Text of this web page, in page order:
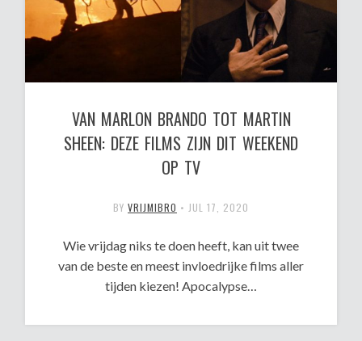
VAN MARLON BRANDO TOT MARTIN
SHEEN: DEZE FILMS ZIJN DIT WEEKEND
OP TV
BY VRIJMIBRO • JUL 17, 2020
Wie vrijdag niks te doen heeft, kan uit twee
van de beste en meest invloedrijke films aller
tijden kiezen! Apocalypse…